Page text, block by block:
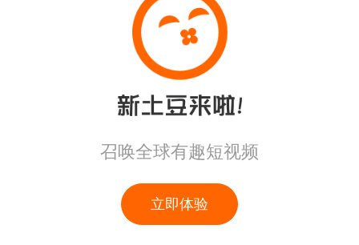
召唤全球有趣短视频
立即体验